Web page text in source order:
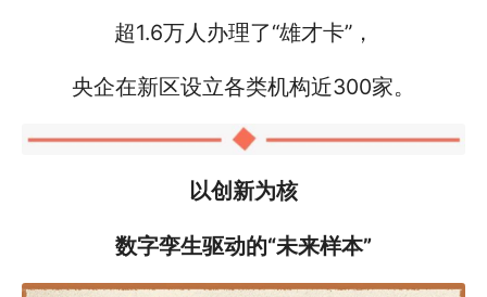
超1.6万人办理了“雄才卡”，
央企在新区设立各类机构近300家。
以创新为核
数字孪生驱动的“未来样本”